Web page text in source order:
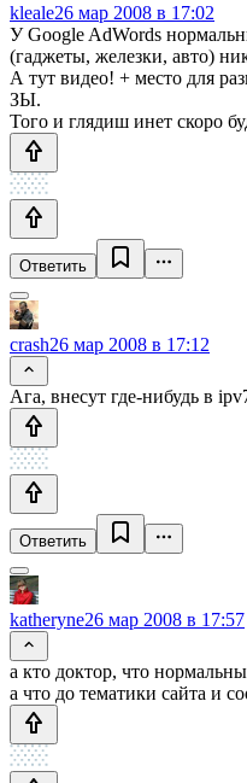
kleale26 мар 2008 в 17:02
У Google AdWords
(гаджеты, железки, авто)
А тут видео! + место для
ЗЫ.
Того и глядиш инет скоро
Ответить
crash26 мар 2008 в 17:12
Ага, внесут где-нибудь в
Ответить
katheryne26 мар 2008 в 17:57
а кто доктор, что
а что до тематики сайта и